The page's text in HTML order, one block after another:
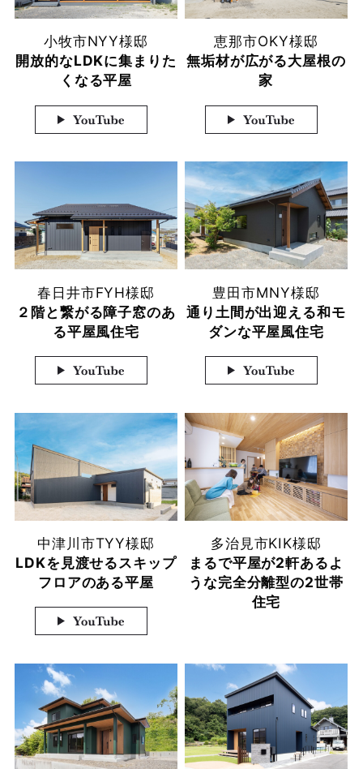
小牧市NYY様邸
開放的なLDKに集まりた
くなる平屋
恵那市OKY様邸
無垢材が広がる大屋根の
家
春日井市FYH様邸
２階と繋がる障子窓のあ
る平屋風住宅
豊田市MNY様邸
通り土間が出迎える和モ
ダンな平屋風住宅
中津川市TYY様邸
LDKを見渡せるスキップ
フロアのある平屋
多治見市KIK様邸
まるで平屋が2軒あるよ
うな完全分離型の2世帯
住宅